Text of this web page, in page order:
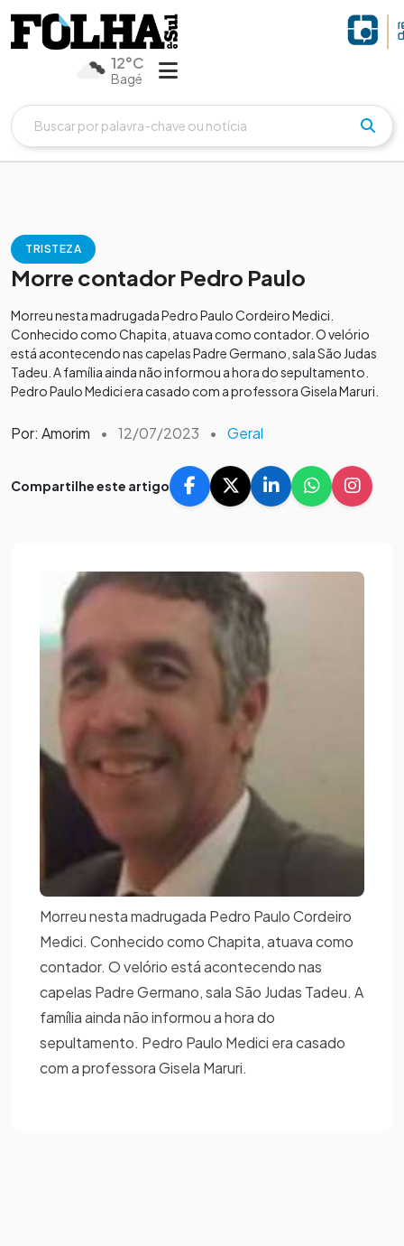
12°C
Bagé
TRISTEZA
Morre contador Pedro Paulo
Morreu nesta madrugada Pedro Paulo Cordeiro Medici.
Conhecido como Chapita, atuava como contador. O velório
está acontecendo nas capelas Padre Germano, sala São Judas
Tadeu. A família ainda não informou a hora do sepultamento.
Pedro Paulo Medici era casado com a professora Gisela Maruri.
Por: Amorim • 12/07/2023 • Geral
Compartilhe este artigo
Morreu nesta madrugada Pedro Paulo Cordeiro
Medici. Conhecido como Chapita, atuava como
contador. O velório está acontecendo nas
capelas Padre Germano, sala São Judas Tadeu. A
família ainda não informou a hora do
sepultamento. Pedro Paulo Medici era casado
com a professora Gisela Maruri.